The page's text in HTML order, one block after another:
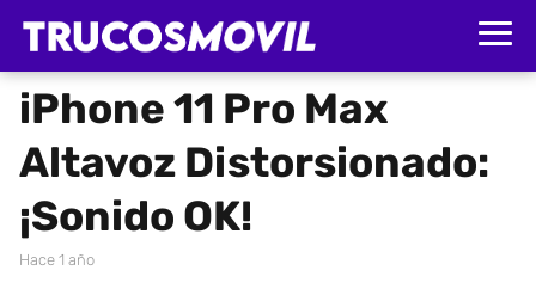
iPhone 11 Pro Max
Altavoz Distorsionado:
¡Sonido OK!
hace 1 año